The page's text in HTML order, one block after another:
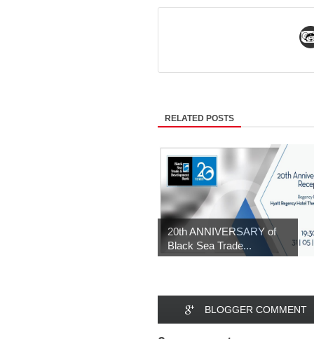
RELATED POSTS
20th ANNIVERSARY of
Black Sea Trade...
BLOGGER COMMENT